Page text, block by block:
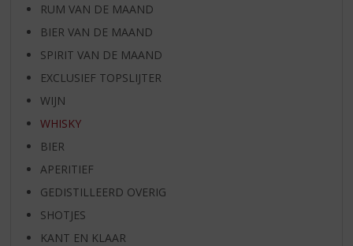
RUM VAN DE MAAND
BIER VAN DE MAAND
SPIRIT VAN DE MAAND
EXCLUSIEF TOPSLIJTER
WIJN
WHISKY
BIER
APERITIEF
GEDISTILLEERD OVERIG
SHOTJES
KANT EN KLAAR